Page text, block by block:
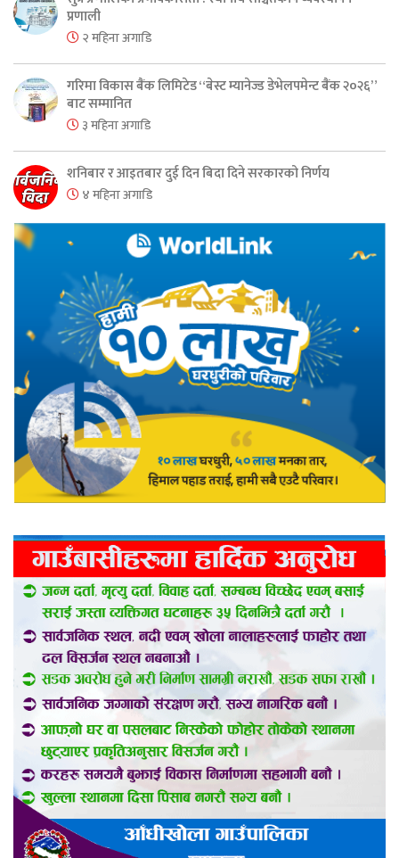
प्रणाली
२ महिना अगाडि
गरिमा विकास बैंक लिमिटेड “बेस्ट म्यानेज्ड डेभेलपमेन्ट बैंक २०२६”
बाट सम्मानित
३ महिना अगाडि
शनिबार र आइतबार दुई दिन बिदा दिने सरकारको निर्णय
४ महिना अगाडि